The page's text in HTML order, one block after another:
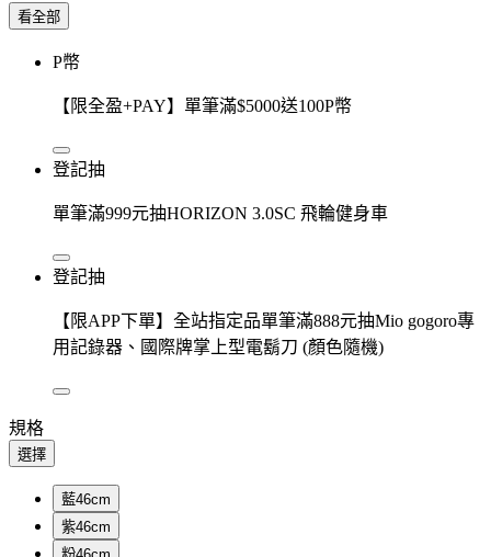
看全部
P幣
【限全盈+PAY】單筆滿$5000送100P幣
登記抽
單筆滿999元抽HORIZON 3.0SC 飛輪健身車
登記抽
【限APP下單】全站指定品單筆滿888元抽Mio gogoro專
用記錄器、國際牌掌上型電鬍刀 (顏色隨機)
規格
選擇
藍46cm
紫46cm